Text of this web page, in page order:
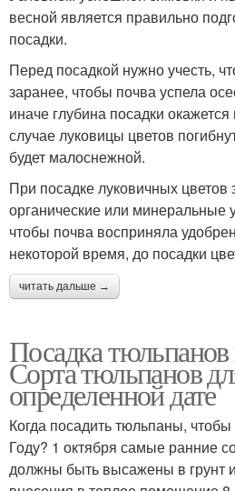
весной является правильно
посадки.
Перед посадкой нужно учесть,
заранее, чтобы почва успела
иначе глубина посадки
случае луковицы цветов
будет малоснежной.
При посадке луковичных цветов
органические или минеральные
чтобы почва восприняла
некоторой время, до посадки
читать дальше →
Посадка тюльпанов
Сорта тюльпанов
определенной дате
Когда посадить тюльпаны,
Году? 1 октября самые ранние
должны быть высажены в грунт